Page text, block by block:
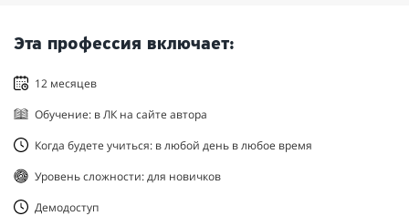
Эта профессия включает:
12 месяцев
Обучение: в ЛК на сайте автора
Когда будете учиться: в любой день в любое время
Уровень сложности: для новичков
Демодоступ